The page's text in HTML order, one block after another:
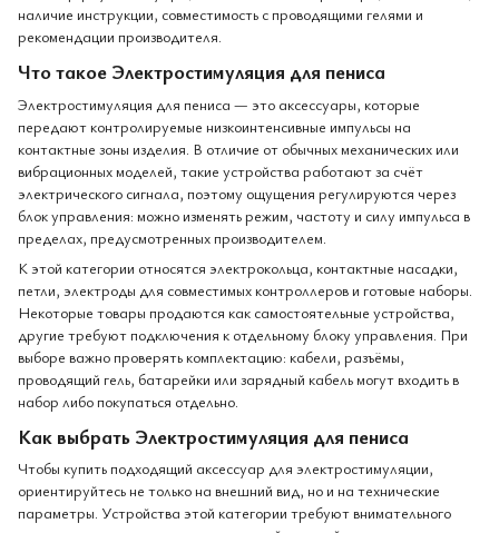
наличие инструкции, совместимость с проводящими гелями и
рекомендации производителя.
Что такое Электростимуляция для пениса
Электростимуляция для пениса — это аксессуары, которые
передают контролируемые низкоинтенсивные импульсы на
контактные зоны изделия. В отличие от обычных механических или
вибрационных моделей, такие устройства работают за счёт
электрического сигнала, поэтому ощущения регулируются через
блок управления: можно изменять режим, частоту и силу импульса в
пределах, предусмотренных производителем.
К этой категории относятся электрокольца, контактные насадки,
петли, электроды для совместимых контроллеров и готовые наборы.
Некоторые товары продаются как самостоятельные устройства,
другие требуют подключения к отдельному блоку управления. При
выборе важно проверять комплектацию: кабели, разъёмы,
проводящий гель, батарейки или зарядный кабель могут входить в
набор либо покупаться отдельно.
Как выбрать Электростимуляция для пениса
Чтобы купить подходящий аксессуар для электростимуляции,
ориентируйтесь не только на внешний вид, но и на технические
параметры. Устройства этой категории требуют внимательного